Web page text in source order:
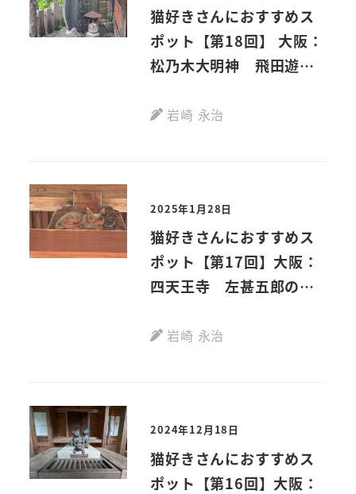
猫好きさんにおすすめス
ポット【第18回】 大阪：
松乃木大明神 飛田遊郭
岩崎 永治
2025年1月28日
猫好きさんにおすすめス
ポット【第17回】大阪：
四天王寺 左甚五郎の眠
岩崎 永治
2024年12月18日
猫好きさんにおすすめス
ポット【第16回】大阪：